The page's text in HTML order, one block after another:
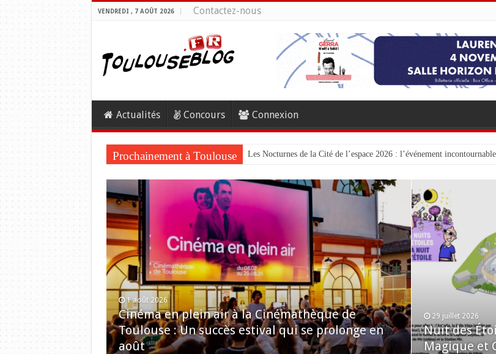
VENDREDI , 7 AOÛT 2026 Contactez-nous
Actualités Concours Connexion
Prochainement à Toulouse Les Nocturnes de la Cité de l’espace 2026 : l’événement
1 août 2026
Cinéma en plein air à la Cinémathèque de
Toulouse : Un succès estival qui se prolonge en
août
29 juillet 2026
Nuit des
Magique et